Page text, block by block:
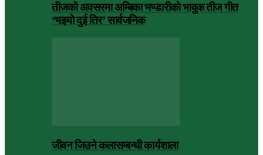
तीजको अवसरमा अम्बिका भण्डारीको भावुक तीज गीत
‘भइयो दुई तिर’ सार्वजनिक
जीवन जिउने कलासम्बन्धी कार्यशाला